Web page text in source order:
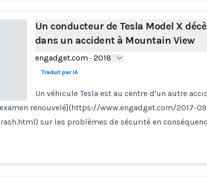
Un conducteur de Tesla Model X
dans un accident à Mountain View
engadget.com · 2018
Traduit par IA
Un véhicule Tesla est au centre d'un autre
renouvelé](https://www.engadget.com/2017-
sur les problèmes de sécurité en